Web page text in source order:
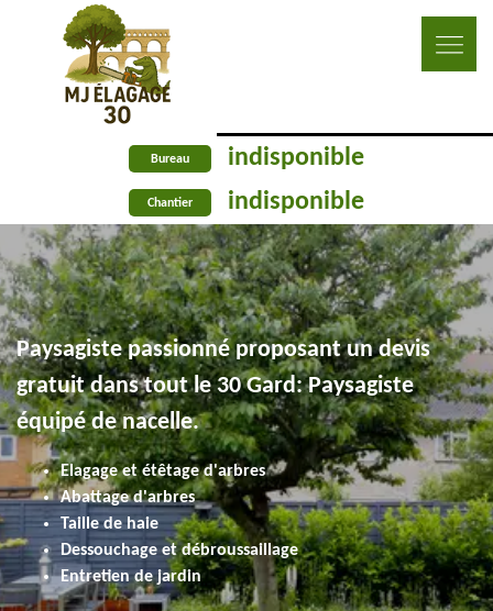
Bureau indisponible
Chantier indisponible
Paysagiste passionné proposant un devis
gratuit dans tout le 30 Gard: Paysagiste
équipé de nacelle.
Elagage et étêtage d'arbres
Abattage d'arbres
Taille de haie
Dessouchage et débroussaillage
Entretien de jardin